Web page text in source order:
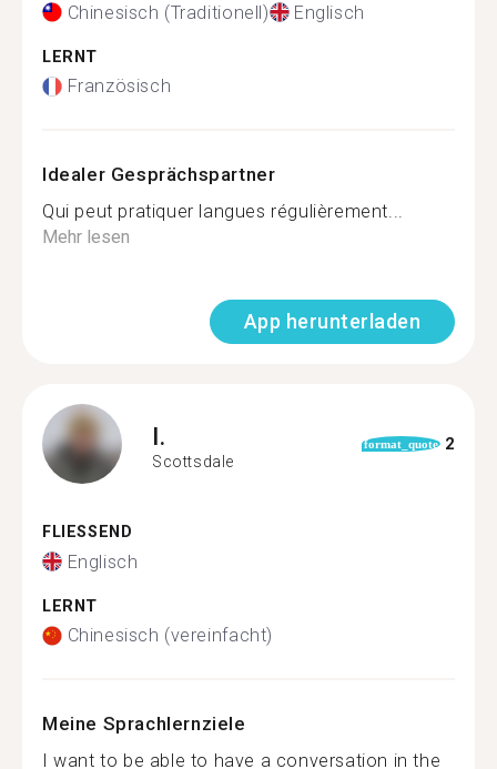
Chinesisch (Traditionell) Englisch
LERNT
Französisch
Idealer Gesprächspartner
Qui peut pratiquer langues régulièrement...
Mehr lesen
App herunterladen
I.
Scottsdale
format_quote 2
FLIESSEND
Englisch
LERNT
Chinesisch (vereinfacht)
Meine Sprachlernziele
I want to be able to have a conversation in the